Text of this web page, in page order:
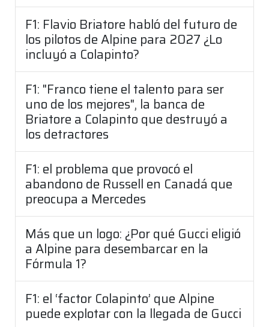
F1: Flavio Briatore habló del futuro de
los pilotos de Alpine para 2027 ¿Lo
incluyó a Colapinto?
F1: "Franco tiene el talento para ser
uno de los mejores", la banca de
Briatore a Colapinto que destruyó a
los detractores
F1: el problema que provocó el
abandono de Russell en Canadá que
preocupa a Mercedes
Más que un logo: ¿Por qué Gucci eligió
a Alpine para desembarcar en la
Fórmula 1?
F1: el ‘factor Colapinto’ que Alpine
puede explotar con la llegada de Gucci